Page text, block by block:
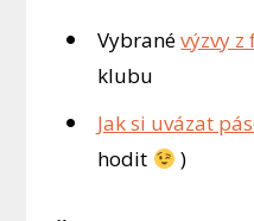
Vybranévýzvy
klubu
Jak si uvázat
hodit
)